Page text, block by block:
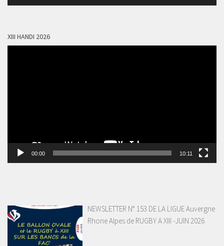
XIII HANDI 2026
00:00 10:11
NEWSLETTER N° 153 DE LA LIGUE Auvergne
Rhone Alpes de RUGBY A XIII -JUIN 2026